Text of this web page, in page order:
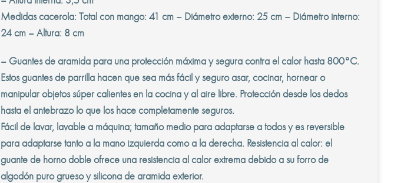
Medidas cacerola: Total con mango: 41 cm – Diámetro externo: 25 cm – Diámetro interno:
24 cm – Altura: 8 cm
– Guantes de aramida para una protección máxima y segura contra el calor hasta 800°C.
Estos guantes de parrilla hacen que sea más fácil y seguro asar, cocinar, hornear o
manipular objetos súper calientes en la cocina y al aire libre. Protección desde los dedos
hasta el antebrazo lo que los hace completamente seguros.
Fácil de lavar, lavable a máquina; tamaño medio para adaptarse a todos y es reversible
para adaptarse tanto a la mano izquierda como a la derecha. Resistencia al calor: el
guante de horno doble ofrece una resistencia al calor extrema debido a su forro de
algodón puro grueso y silicona de aramida exterior.